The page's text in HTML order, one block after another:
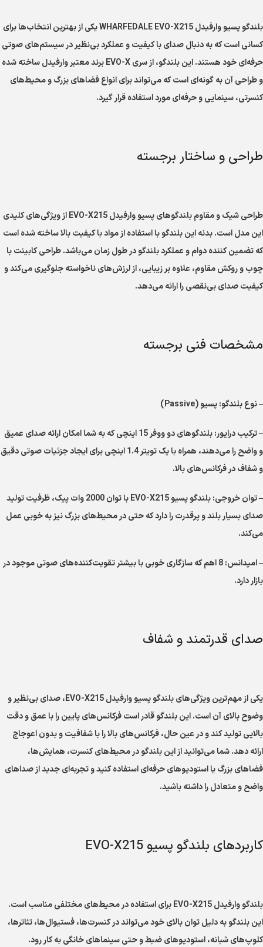
بلندگو پسیو وارفیدل WHARFEDALE EVO-X215 یکی از بهترین انتخاب‌ها برای
کسانی است که به دنبال صدای با کیفیت و عملکرد بی‌نظیر در سیستم‌های صوتی
حرفه‌ای خود هستند. این بلندگو، از سری EVO-X برند معتبر وارفیدل ساخته شده
و طراحی آن به گونه‌ای است که می‌تواند برای انواع فضاهای بزرگ و محیط‌های
کنسرتی، سینمایی و حرفه‌ای مورد استفاده قرار گیرد.
طراحی و ساختار برجسته
طراحی شیک و مقاوم بلندگوهای پسیو وارفیدل EVO-X215 از ویژگی‌های کلیدی
این مدل است. بدنه این بلندگو با استفاده از مواد با کیفیت بالا ساخته شده است
که تضمین کننده دوام و عملکرد بلندگو در طول زمان می‌باشد. طراحی کابینت با
چوب و روکش مقاوم، علاوه بر زیبایی، از لرزش‌های ناخواسته جلوگیری می‌کند و
کیفیت صدای بی‌نقصی را ارائه می‌دهد.
مشخصات فنی برجسته
– نوع بلندگو: پسیو (Passive)
– ترکیب درایور: بلندگوهای دو ووفر 15 اینچی که به شما امکان ارائه صدای عمیق
و واضح را می‌دهند، همراه با یک تویتر 1.4 اینچی برای ایجاد جزئیات صوتی دقیق
و شفاف در فرکانس‌های بالا.
– توان خروجی: بلندگو پسیو EVO-X215 با توان 2000 وات پیک، ظرفیت تولید
صدای بسیار بلند و پرقدرت را دارد که حتی در محیط‌های بزرگ نیز به خوبی عمل
می‌کند.
– امپدانس: 8 اهم که سازگاری خوبی با بیشتر تقویت‌کننده‌های صوتی موجود در
بازار دارد.
صدای قدرتمند و شفاف
یکی از مهم‌ترین ویژگی‌های بلندگو پسیو وارفیدل EVO-X215، صدای بی‌نظیر و
وضوح بالای آن است. این بلندگو قادر است فرکانس‌های پایین را با عمق و دقت
بالایی تولید کند و در عین حال، فرکانس‌های بالا را با شفافیت و بدون اعوجاج
ارائه دهد. شما می‌توانید از این بلندگو در محیط‌های کنسرت، همایش‌ها،
فضاهای بزرگ یا استودیوهای حرفه‌ای استفاده کنید و تجربه‌ای جدید از صداهای
واضح و متعادل را داشته باشید.
کاربردهای بلندگو پسیو EVO-X215
بلندگو وارفیدل EVO-X215 برای استفاده در محیط‌های مختلفی مناسب است.
این بلندگو به دلیل توان بالای خود می‌تواند در کنسرت‌ها، فستیوال‌ها، تئاترها،
کلوپ‌های شبانه، استودیوهای ضبط و حتی سینماهای خانگی به کار رود.